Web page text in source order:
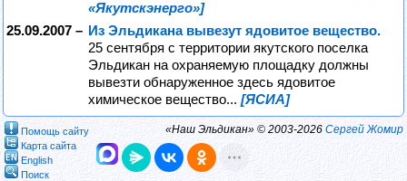
«Якутскэнерго»]
25.09.2007 – Из Эльдикана вывезут ядовитое вещество.
25 сентября с территории якутского поселка
Эльдикан на охраняемую площадку должны
вывезти обнаруженное здесь ядовитое
химическое вещество... [ЯСИА]
Помощь сайту
Карта сайта
English
Поиск
«Наш Эльдикан» © 2003-2026 Сергей Жомир